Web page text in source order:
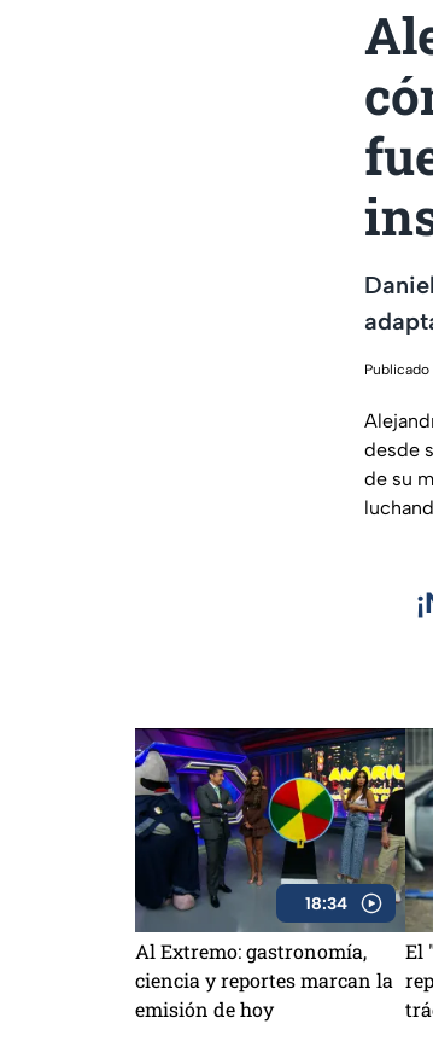
desde
de su
18:34
Al Extremo: gastronomía,
ciencia y reportes marcan la
emisión de hoy
El